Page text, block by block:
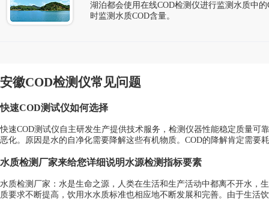
湖泊都会使用在线COD检测仪进行监测水质中
时监测水质COD含量。
安徽COD检测仪常见问题
快速COD测试仪如何选择
快速COD测试仪自主研发生产提供技术服务，检测仪器性能稳定质量
恶化。原因是水的自净化需要降解这些有机物质。COD的降解肯定需要
水质检测厂家来给您详细说明水源检测指标要素
水质检测厂家：水是生命之源，人类在生活和生产活动中都离不开水，
质要求不断提高，饮用水水质标准也相应地不断发展和完善。由于生